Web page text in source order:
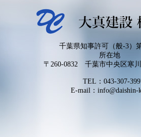
千葉県知事許可（般-3）
所在地
〒260-0832 千葉市中央区寒
TEL： 043-307-
E-mail：info@daishin-